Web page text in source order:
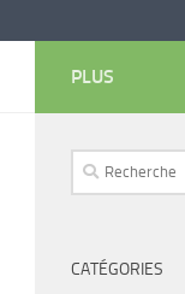
PLUS
Rechercher :
CATÉGORIES